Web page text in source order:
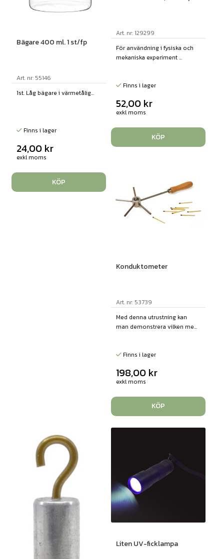
Bägare 400 ml. 1 st/fp
Art. nr: 55146
1st. Låg bägare i värmetålig...
Finns i lager
24,00 kr
exkl moms
KÖP
Art. nr: 129299
För användning i fysiska och
mekaniska experiment ...
Finns i lager
52,00 kr
exkl moms
KÖP
Konduktometer
Art. nr: 53739
Med denna utrustning kan
man demonstrera vilken me...
Finns i lager
198,00 kr
exkl moms
KÖP
Liten UV-ficklampa